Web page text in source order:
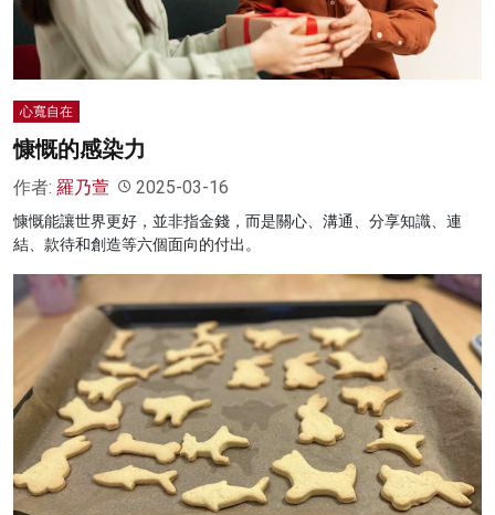
心寬自在
慷慨的感染力
作者: 羅乃萱 2025-03-16
慷慨能讓世界更好，並非指金錢，而是關心、溝通、分享知識、連
結、款待和創造等六個面向的付出。